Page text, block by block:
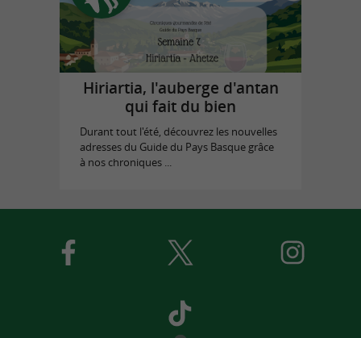
Hiriartia, l'auberge d'antan
qui fait du bien
Durant tout l'été, découvrez les nouvelles
adresses du Guide du Pays Basque grâce
à nos chroniques ...